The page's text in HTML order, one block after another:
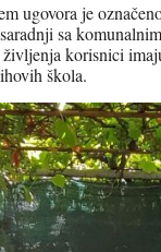
ugovora je
sa
korisnici
škola.